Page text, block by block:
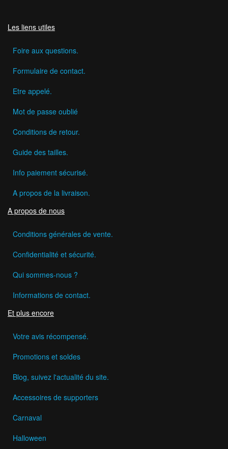
Les liens utiles
Foire aux questions.
Formulaire de contact.
Etre appelé.
Mot de passe oublié
Conditions de retour.
Guide des tailles.
Info paiement sécurisé.
A propos de la livraison.
A propos de nous
Conditions générales de vente.
Confidentialité et sécurité.
Qui sommes-nous ?
Informations de contact.
Et plus encore
Votre avis récompensé.
Promotions et soldes
Blog, suivez l'actualité du site.
Accessoires de supporters
Carnaval
Halloween